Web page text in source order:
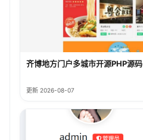
齐博地方门户多城市开源PHP源码
更新 2026-08-07